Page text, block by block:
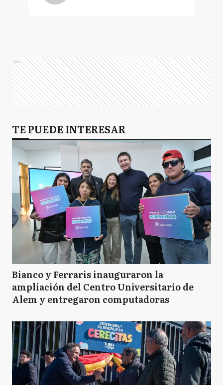
Ads
TE PUEDE INTERESAR
Bianco y Ferraris inauguraron la
ampliación del Centro Universitario de
Alem y entregaron computadoras